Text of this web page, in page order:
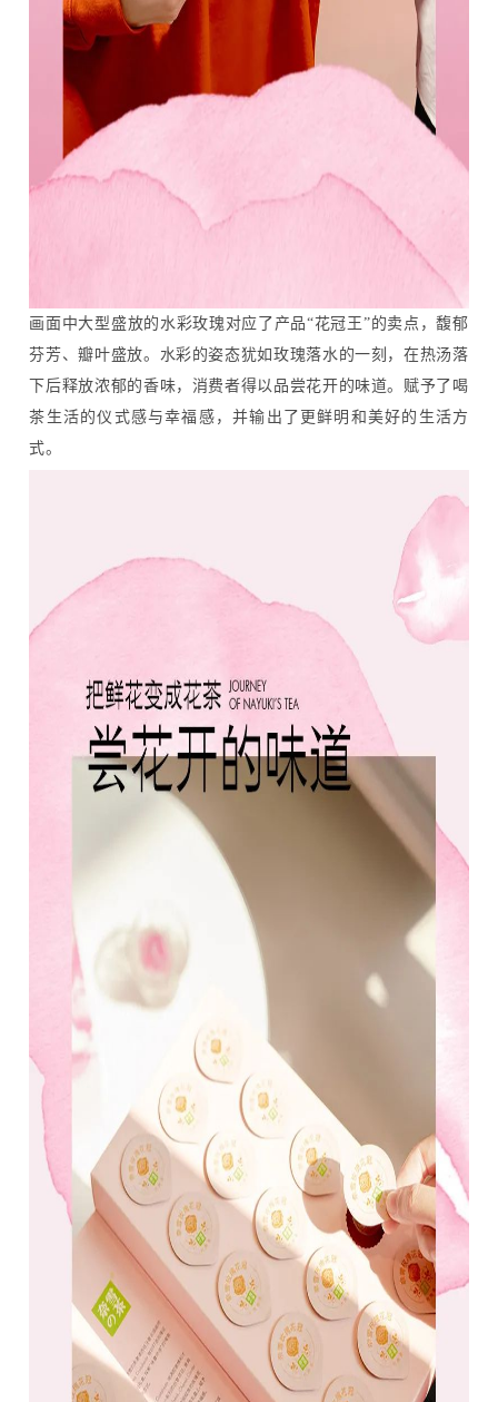
画面中大型盛放的水彩玫瑰对应了产品“花冠王”的卖点，馥郁
芬芳、瓣叶盛放。水彩的姿态犹如玫瑰落水的一刻，在热汤落
下后释放浓郁的香味，消费者得以品尝花开的味道。赋予了喝
茶生活的仪式感与幸福感，并输出了更鲜明和美好的生活方
式。